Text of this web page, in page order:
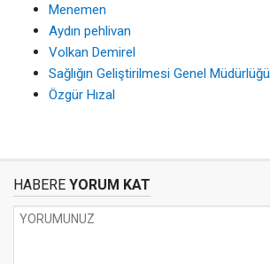
Menemen
Aydın pehlivan
Volkan Demirel
Sağlığın Geliştirilmesi Genel Müdürlüğü
Özgür Hızal
HABERE YORUM KAT